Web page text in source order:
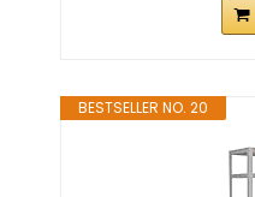
BESTSELLER NO. 20